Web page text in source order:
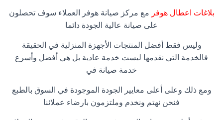
بلاغات اعطال هوفر مع مركز صيانة هوفر العملاء سوف تحصلون
على صيانة عالية الجودة دائما
وليس فقط أفضل المنتجات الأجهزة المنزلية في الحقيقة
فالخدمة التي نقدمها ليست خدمة عادية بل هي أفضل وأسرع
خدمة صيانة في
ومع ذلك وعلى أعلى معايير الجودة الموجودة في السوق بالطبع
فنحن نهتم ونخدم وملتزمون بارضاء عملائنا